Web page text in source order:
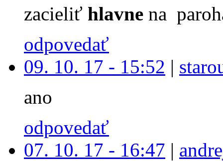
zacieliť hlavne na
odpovedať
09. 10. 17 - 15:52 |
ano
odpovedať
07. 10. 17 - 16:47 |